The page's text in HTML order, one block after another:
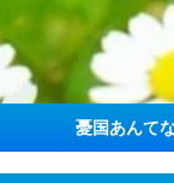
憂国あんて